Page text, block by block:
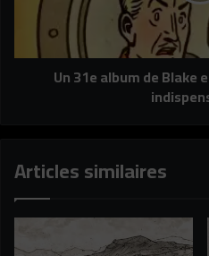
Mortimer
Vraiment
indispensableUn 31e album de
Articles similaires